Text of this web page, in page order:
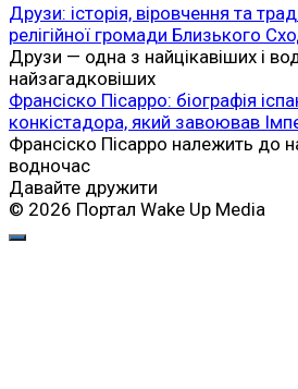
Друзи: історія, віровчення та
релігійної громади Близького
Друзи — одна з найцікавіших і
найзагадковіших
Франсіско Пісарро: біографія
конкістадора, який завоював
Франсіско Пісарро належить до
водночас
Давайте дружити
© 2026 Портал Wake Up Media